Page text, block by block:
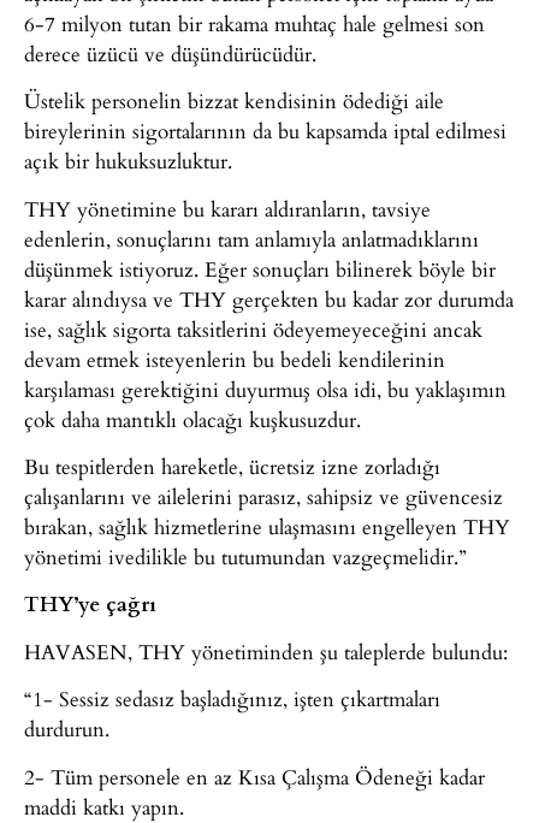
6-7 milyon tutan bir rakama muhtaç hale gelmesi son
derece üzücü ve düşündürücüdür.
Üstelik personelin bizzat kendisinin ödediği aile
bireylerinin sigortalarının da bu kapsamda iptal edilmesi
açık bir hukuksuzluktur.
THY yönetimine bu kararı aldıranların, tavsiye
edenlerin, sonuçlarını tam anlamıyla anlatmadıklarını
düşünmek istiyoruz. Eğer sonuçları bilinerek böyle bir
karar alındıysa ve THY gerçekten bu kadar zor durumda
ise, sağlık sigorta taksitlerini ödeyemeyeceğini ancak
devam etmek isteyenlerin bu bedeli kendilerinin
karşılaması gerektiğini duyurmuş olsa idi, bu yaklaşımın
çok daha mantıklı olacağı kuşkusuzdur.
Bu tespitlerden hareketle, ücretsiz izne zorladığı
çalışanlarını ve ailelerini parasız, sahipsiz ve güvencesiz
bırakan, sağlık hizmetlerine ulaşmasını engelleyen THY
yönetimi ivedilikle bu tutumundan vazgeçmelidir.”
THY’ye çağrı
HAVASEN, THY yönetiminden şu taleplerde bulundu:
“1- Sessiz sedasız başladığınız, işten çıkartmaları
durdurun.
2- Tüm personele en az Kısa Çalışma Ödeneği kadar
maddi katkı yapın.